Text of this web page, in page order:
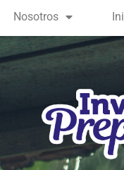
Nosotros